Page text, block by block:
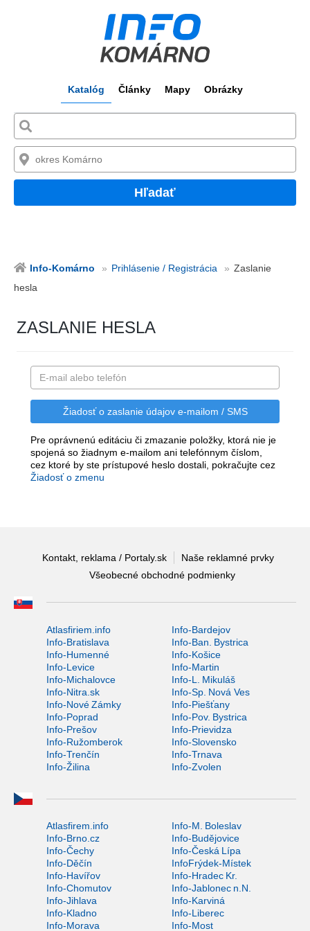
Katalóg Články Mapy Obrázky
Hľadať
Info-Komárno Prihlásenie / Registrácia
Zaslanie
hesla
ZASLANIE HESLA
Pre oprávnenú editáciu či zmazanie položky, ktorá nie je
spojená so žiadnym e-mailom ani telefónnym číslom,
cez ktoré by ste prístupové heslo dostali, pokračujte cez
Žiadosť o zmenu
Kontakt, reklama / Portaly.sk
Naše reklamné prvky
Všeobecné obchodné podmienky
Atlasfiriem.info
Info-Bardejov
Info-Bratislava
Info-Ban. Bystrica
Info-Humenné
Info-Košice
Info-Levice
Info-Martin
Info-Michalovce
Info-L. Mikuláš
Info-Nitra.sk
Info-Sp. Nová Ves
Info-Nové Zámky
Info-Piešťany
Info-Poprad
Info-Pov. Bystrica
Info-Prešov
Info-Prievidza
Info-Ružomberok
Info-Slovensko
Info-Trenčín
Info-Trnava
Info-Žilina
Info-Zvolen
Atlasfirem.info
Info-M. Boleslav
Info-Brno.cz
Info-Budějovice
Info-Čechy
Info-Česká Lípa
Info-Děčín
InfoFrýdek-Místek
Info-Havířov
Info-Hradec Kr.
Info-Chomutov
Info-Jablonec n.N.
Info-Jihlava
Info-Karviná
Info-Kladno
Info-Liberec
Info-Morava
Info-Most